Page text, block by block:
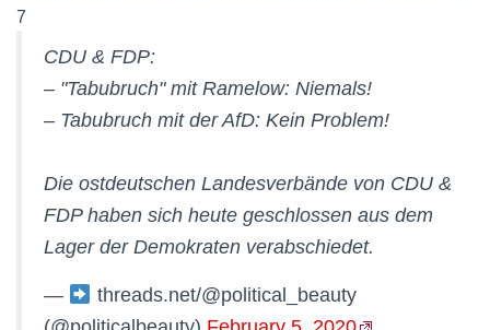
7
CDU & FDP:
– "Tabubruch" mit Ramelow: Niemals!
– Tabubruch mit der AfD: Kein Problem!
Die ostdeutschen Landesverbände von CDU &
FDP haben sich heute geschlossen aus dem
Lager der Demokraten verabschiedet.
—
threads.net/@political_beauty